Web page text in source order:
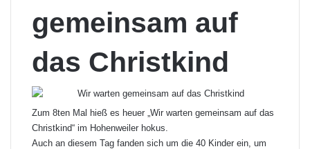
gemeinsam auf
das Christkind
Zum 8ten Mal hieß es heuer „Wir warten gemeinsam auf das
Christkind“ im Hohenweiler hokus.
Auch an diesem Tag fanden sich um die 40 Kinder ein, um